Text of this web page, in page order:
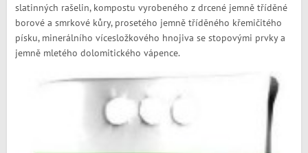
slatinných rašelin, kompostu vyrobeného z drcené jemně tříděné
borové a smrkové kůry, prosetého jemně tříděného křemičitého
písku, minerálního vícesložkového hnojiva se stopovými prvky a
jemně mletého dolomitického vápence.